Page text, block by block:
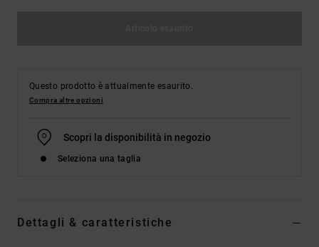
Questo prodotto è attualmente esaurito.
Compra altre opzioni
Scopri la disponibilità in negozio
Seleziona una taglia
Dettagli & caratteristiche